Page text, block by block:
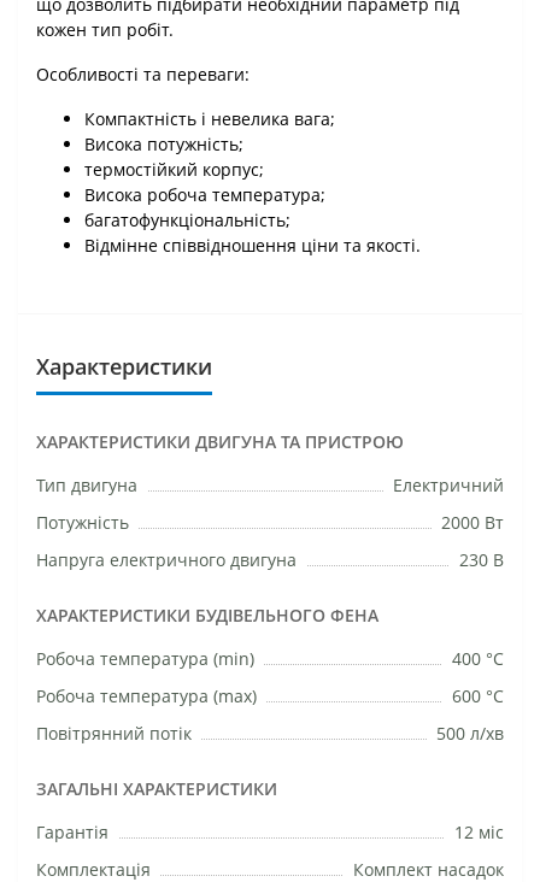
кожен тип робіт.
Особливості та переваги:
Компактність і невелика вага;
Висока потужність;
термостійкий корпус;
Висока робоча температура;
багатофункціональність;
Відмінне співвідношення ціни та якості.
Характеристики
ХАРАКТЕРИСТИКИ ДВИГУНА ТА ПРИСТРОЮ
Тип двигуна
Електричний
Потужність
2000 Вт
Напруга електричного двигуна
230 В
ХАРАКТЕРИСТИКИ БУДІВЕЛЬНОГО ФЕНА
Робоча температура (min)
400 °C
Робоча температура (max)
600 °C
Повітрянний потік
500 л/хв
ЗАГАЛЬНІ ХАРАКТЕРИСТИКИ
Гарантія
12 міс
Комплектація
Комплект насадок